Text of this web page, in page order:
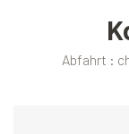
Abfahrt :